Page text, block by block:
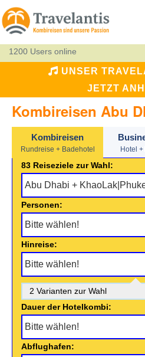
1200 Users online
UNSER
JETZT
Kombireisen Abu
Kombireisen
Rundreise + Badehotel Hotel
83 Reiseziele zur Wahl:
Personen:
Hinreise:
2 Varianten zur Wahl
Dauer der Hotelkombi:
Abflughafen: